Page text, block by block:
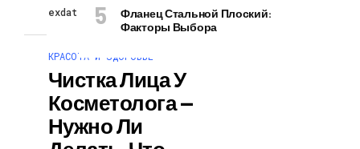
exdat 30.07.2026
КРАСОТА И ЗДОРОВЬЕ
Чистка Лица У
Косметолога —
Нужно Ли
Фланец Стальной Плоский:
Факторы Выбора